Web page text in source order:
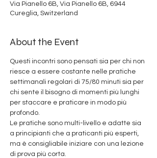
Via Pianello 6B, Via Pianello 6B, 6944
Cureglia, Switzerland
About the Event
Questi incontri sono pensati sia per chi non
riesce a essere costante nelle pratiche
settimanali regolari di 75/80 minuti sia per
chi sente il bisogno di momenti più lunghi
per staccare e praticare in modo più
profondo.
Le pratiche sono multi-livello e adatte sia
a principianti che a praticanti più esperti,
ma è consigliabile iniziare con una lezione
di prova più corta.